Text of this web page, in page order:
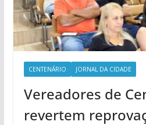
CENTENÁRIO JORNAL DA CIDADE
Vereadores de
revertem